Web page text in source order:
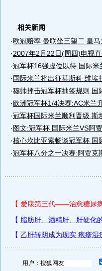
相关新闻
·欧冠赔率:曼联坐三望二 皇
·2007年2月22日(周四)电视
·冠军杯16强虚位以待:国际米
·国际米兰将出征莫斯科 维埃
·穆帅抨击冠军杯抽签规则 国
·欧洲冠军杯1/4决赛:AC米兰
·冠军杯国际米兰顺利晋级 斯
·图文:冠军杯 国际米兰VS阿
·核心坎比亚索畅谈冠军杯 国
·冠军杯八分之一决赛:阿贾克
用户：